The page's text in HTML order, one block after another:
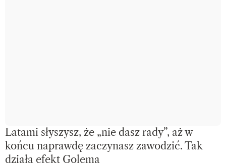
Latami słyszysz, że „nie dasz rady”, aż w
końcu naprawdę zaczynasz zawodzić. Tak
działa efekt Golema